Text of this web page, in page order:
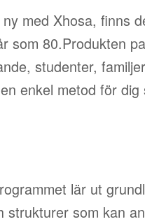
med Xhosa, finns
som 80.Produkten
studenter,
enkel metod för
lär ut
strukturer som kan